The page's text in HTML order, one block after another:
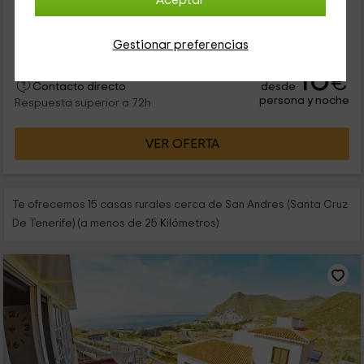
Gestionar preferencias
Rural de Anaga te espera en el pueblo de San Andrés
perfecto para aquellos...
Contacto directo
Respuesta superior a 72h
desde 16€
persona y noche
VER OFERTA
Te ofrecemos 15 casas rurales cerca de San Andres (Santa Cruz
De Tenerife) (a menos de 25 Kilómetros)